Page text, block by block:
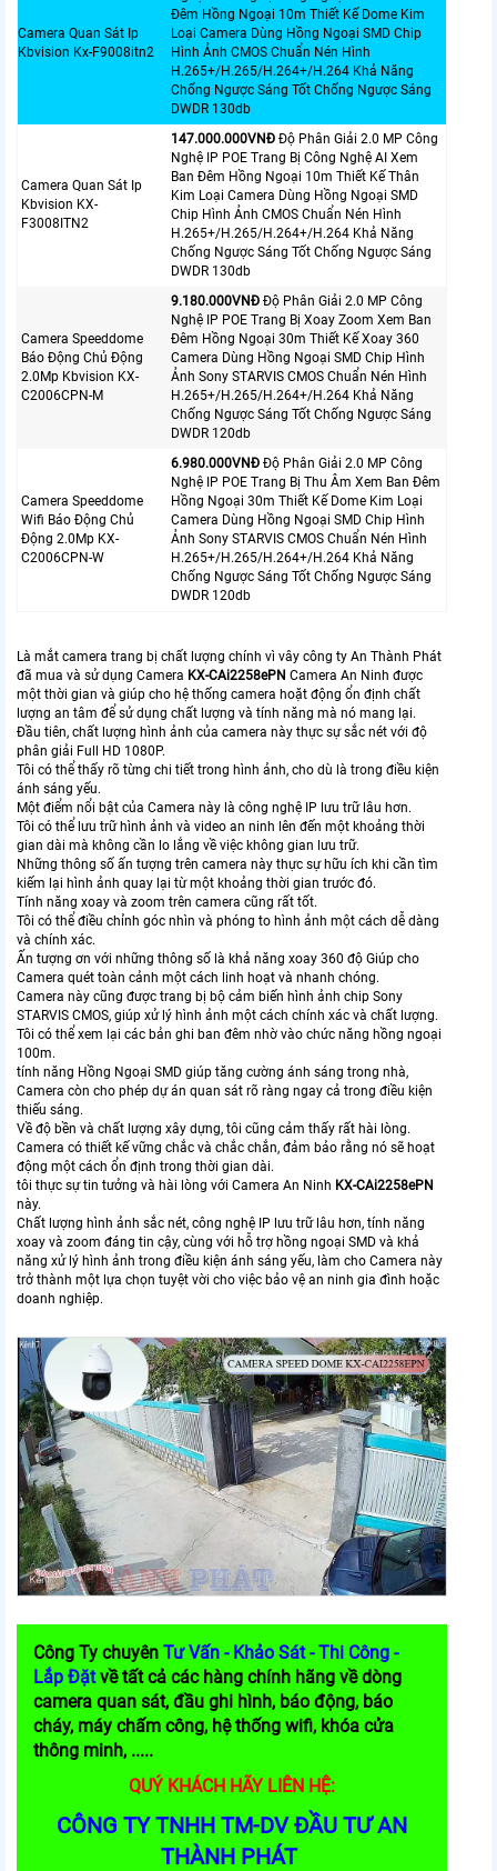
Camera Quan Sát Ip
Kbvision Kx-F9008itn2
Đêm Hồng Ngoại 10m Thiết Kế Dome Kim
Loại Camera Dùng Hồng Ngoại SMD Chip
Hình Ảnh CMOS Chuẩn Nén Hình
H.265+/H.265/H.264+/H.264 Khả Năng
Chống Ngược Sáng Tốt Chống Ngược Sáng
DWDR 130db
Camera Quan Sát Ip
Kbvision KX-
F3008ITN2
147.000.000VNÐ Độ Phân Giải 2.0 MP Công
Nghệ IP POE Trang Bị Công Nghệ AI Xem
Ban Đêm Hồng Ngoại 10m Thiết Kế Thân
Kim Loại Camera Dùng Hồng Ngoại SMD
Chip Hình Ảnh CMOS Chuẩn Nén Hình
H.265+/H.265/H.264+/H.264 Khả Năng
Chống Ngược Sáng Tốt Chống Ngược Sáng
DWDR 130db
Camera Speeddome
Báo Động Chủ Động
2.0Mp Kbvision KX-
C2006CPN-M
9.180.000VNÐ Độ Phân Giải 2.0 MP Công
Nghệ IP POE Trang Bị Xoay Zoom Xem Ban
Đêm Hồng Ngoại 30m Thiết Kế Xoay 360
Camera Dùng Hồng Ngoại SMD Chip Hình
Ảnh Sony STARVIS CMOS Chuẩn Nén Hình
H.265+/H.265/H.264+/H.264 Khả Năng
Chống Ngược Sáng Tốt Chống Ngược Sáng
DWDR 120db
Camera Speeddome
Wifi Báo Động Chủ
Động 2.0Mp KX-
C2006CPN-W
6.980.000VNÐ Độ Phân Giải 2.0 MP Công
Nghệ IP POE Trang Bị Thu Âm Xem Ban Đêm
Hồng Ngoại 30m Thiết Kế Dome Kim Loại
Camera Dùng Hồng Ngoại SMD Chip Hình
Ảnh Sony STARVIS CMOS Chuẩn Nén Hình
H.265+/H.265/H.264+/H.264 Khả Năng
Chống Ngược Sáng Tốt Chống Ngược Sáng
DWDR 120db
Là mắt camera trang bị chất lượng chính vì vây công ty An Thành Phát
đã mua và sử dụng Camera KX-CAi2258ePN Camera An Ninh được
một thời gian và giúp cho hệ thống camera hoặt động ổn định chất
lượng an tâm để sử dụng chất lượng và tính năng mà nó mang lại.
Đầu tiên, chất lượng hình ảnh của camera này thực sự sắc nét với độ
phân giải Full HD 1080P.
Tôi có thể thấy rõ từng chi tiết trong hình ảnh, cho dù là trong điều kiện
ánh sáng yếu.
Một điểm nổi bật của Camera này là công nghệ IP lưu trữ lâu hơn.
Tôi có thể lưu trữ hình ảnh và video an ninh lên đến một khoảng thời
gian dài mà không cần lo lắng về việc không gian lưu trữ.
Những thông số ấn tượng trên camera này thực sự hữu ích khi cần tìm
kiếm lại hình ảnh quay lại từ một khoảng thời gian trước đó.
Tính năng xoay và zoom trên camera cũng rất tốt.
Tôi có thể điều chỉnh góc nhìn và phóng to hình ảnh một cách dễ dàng
và chính xác.
Ấn tượng ơn với những thông số là khả năng xoay 360 độ Giúp cho
Camera quét toàn cảnh một cách linh hoạt và nhanh chóng.
Camera này cũng được trang bị bộ cảm biến hình ảnh chip Sony
STARVIS CMOS, giúp xử lý hình ảnh một cách chính xác và chất lượng.
Tôi có thể xem lại các bản ghi ban đêm nhờ vào chức năng hồng ngoại
100m.
tính năng Hồng Ngoại SMD giúp tăng cường ánh sáng trong nhà,
Camera còn cho phép dự án quan sát rõ ràng ngay cả trong điều kiện
thiếu sáng.
Về độ bền và chất lượng xây dựng, tôi cũng cảm thấy rất hài lòng.
Camera có thiết kế vững chắc và chắc chắn, đảm bảo rằng nó sẽ hoạt
động một cách ổn định trong thời gian dài.
tôi thực sự tin tưởng và hài lòng với Camera An Ninh KX-CAi2258ePN
này.
Chất lượng hình ảnh sắc nét, công nghệ IP lưu trữ lâu hơn, tính năng
xoay và zoom đáng tin cậy, cùng với hỗ trợ hồng ngoại SMD và khả
năng xử lý hình ảnh trong điều kiện ánh sáng yếu, làm cho Camera này
trở thành một lựa chọn tuyệt vời cho việc bảo vệ an ninh gia đình hoặc
doanh nghiệp.
Công Ty chuyên Tư Vấn - Khảo Sát - Thi Công -
Lắp Đặtvề tất cả các hàng chính hãng về dòng
camera quan sát, đầu ghi hình, báo động, báo
cháy, máy chấm công, hệ thống wifi, khóa cửa
thông minh, .....
QUÝ KHÁCH HÃY LIÊN HỆ:
CÔNG TY TNHH TM-DV ĐẦU TƯ AN
THÀNH PHÁT